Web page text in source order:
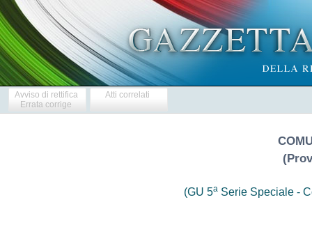
Avviso di rettifica
Errata corrige
Atti correlati
(GU 5aSerie Speciale -